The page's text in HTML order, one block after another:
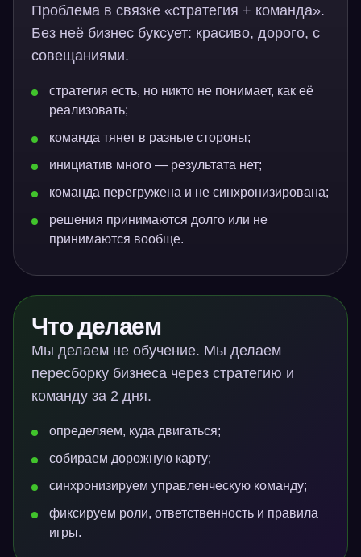
Проблема в связке «стратегия + команда».
Без неё бизнес буксует: красиво, дорого, с
совещаниями.
стратегия есть, но никто не понимает, как её
реализовать;
команда тянет в разные стороны;
инициатив много — результата нет;
команда перегружена и не синхронизирована;
решения принимаются долго или не
принимаются вообще.
Что делаем
Мы делаем не обучение. Мы делаем
пересборку бизнеса через стратегию и
команду за 2 дня.
определяем, куда двигаться;
собираем дорожную карту;
синхронизируем управленческую команду;
фиксируем роли, ответственность и правила
игры.